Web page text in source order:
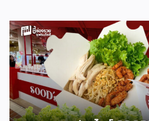
GMF คือการลงทุนที่ไม่สูง ไม่ต้องกั
เพราะทุกอย่างมีมาตรฐานจากฟาร์ม
ผู้ที่อยากมีธุรกิจของตัวเองแต่ไม่มีพื้
Good Morning Farmhouse ก่อ
Farmhouse เป็นโครงการแฟรนไ
เปิดโอกาสให้ผู้สนใจมีธุรกิจเป็นของตั
สั้นๆ โดยผู้ร่วมค้าจะได้รับสิทธิ์พิเศ